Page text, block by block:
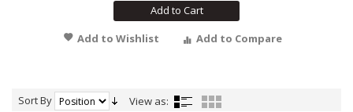
Add to Cart
Add to Wishlist
Add to Compare
Sort By View as: